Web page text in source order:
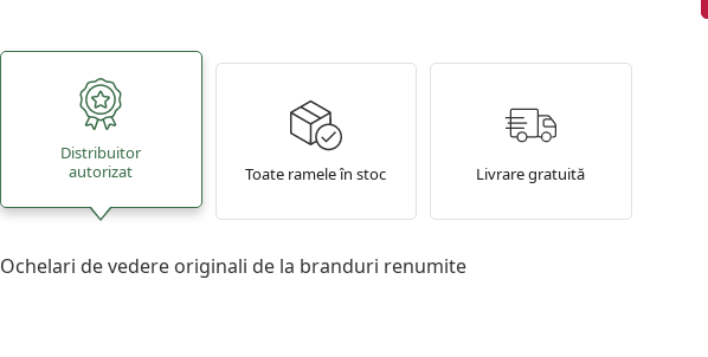
Distribuitor
autorizat
Toate ramele în stoc Livrare gratuită
Ochelari de vedere originali de la branduri renumite